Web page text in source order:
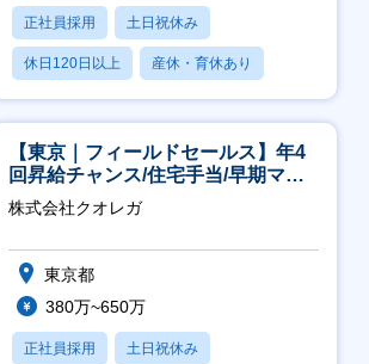
正社員採用 土日祝休み
休日120日以上 産休・育休あり
賞与あり
【東京｜フィールドセールス】年4
回昇給チャンス/住宅手当/早期マネ
ジメント機会あり！
株式会社クオレガ
東京都
380万~650万
正社員採用 土日祝休み